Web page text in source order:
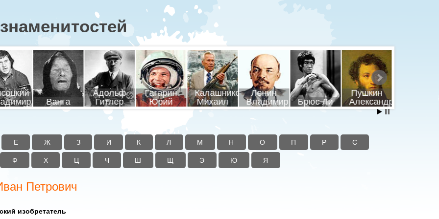
Ванга
Адольф
Гитлер
Гагарин
Юрий
Калашников
Михаил
Ленин
Владимир
Брюс Ли
Пушкин
Александр
Е Ж З И К Л М Н О П Р С
Ф Х Ц Ч Ш Щ Э Ю Я
Петрович
изобретатель